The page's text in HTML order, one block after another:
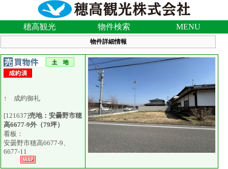
穂高観光 物件検索 MENU
物件詳細情報
↑ 成約御礼
[121637]売地：安曇野市穂
高6677-9外（79坪）
看板：
安曇野市穂高6677-9、
6677-11